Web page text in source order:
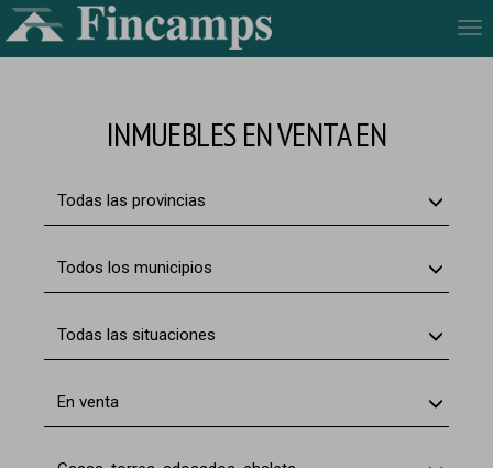
INMUEBLES EN VENTA EN
Todas las provincias
Todos los municipios
Todas las situaciones
En venta